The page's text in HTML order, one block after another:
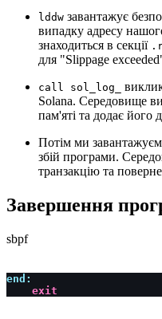
lddw завантажує
випадку адресу
знаходиться в секції
для "Slippage
call sol_log_
Solana. Середовище
пам'яті та додає його
Потім ми
збій програми.
транзакцію та
Завершення
sbpf
end:
    exit